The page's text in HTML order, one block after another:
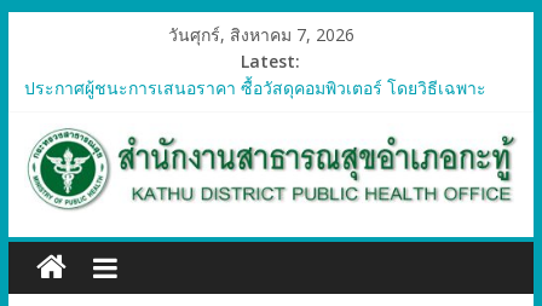
วันศุกร์, สิงหาคม 7, 2026
Latest:
ประกาศผู้ชนะการเสนอราคา ซื้อวัสดุคอมพิวเตอร์ โดยวิธีเฉพาะ
ประกาศผู้ชนะการเสนอราคา จัดซื้อวัสดุทางการแพทย์สำหรับ
โครงการป้องกันควบคุมโรคติดต่อและภัยสุขภาพในแรงงานต่างด้าว
อำเภอกะทู้ ปี 2569
เจาะจง
ประกาศผู้ชนะการเสนอรา ซื้อวัสดุงานบ้านงานครัว โดยวิธีเฉพาะ
เจาะจง